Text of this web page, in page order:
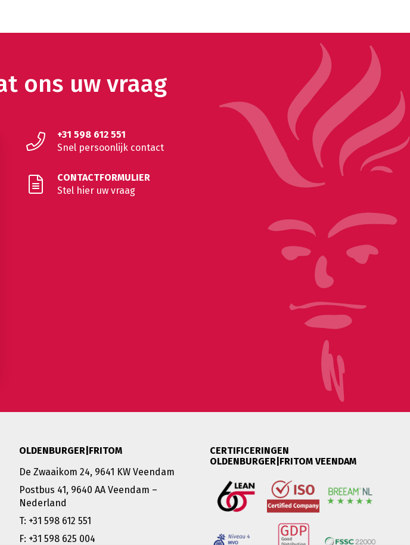
ons uw vraag
+31 598 612 551
Snel persoonlijk contact
CONTACTFORMULIER
Stel hier uw vraag
OLDENBURGER|FRITOM
De Zwaaikom 24, 9641 KW Veendam
Postbus 41, 9640 AA Veendam –
Nederland
T: +31 598 612 551
F: +31 598 625 004
CERTIFICERINGEN
OLDENBURGER|FRITOM VEENDAM